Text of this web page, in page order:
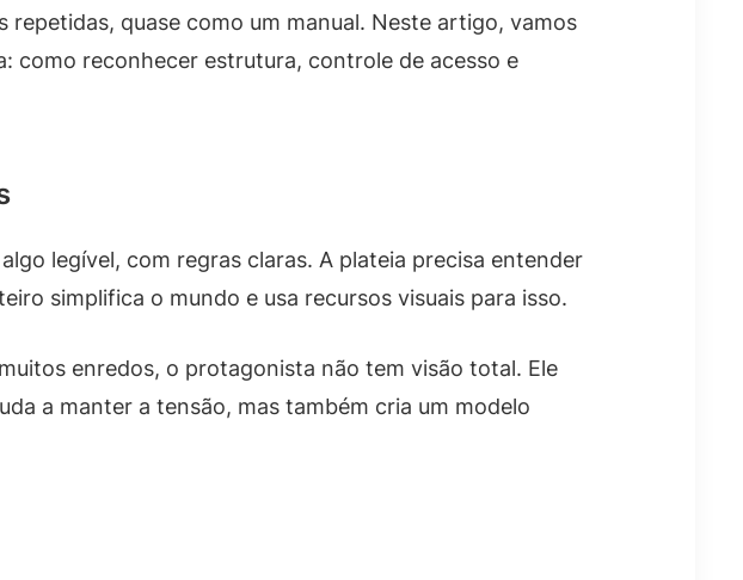
repetidas, quase como um manual. Neste artigo, vamos
como reconhecer estrutura, controle de acesso e
legível, com regras claras. A plateia precisa entender
simplifica o mundo e usa recursos visuais para isso.
enredos, o protagonista não tem visão total. Ele
a manter a tensão, mas também cria um modelo